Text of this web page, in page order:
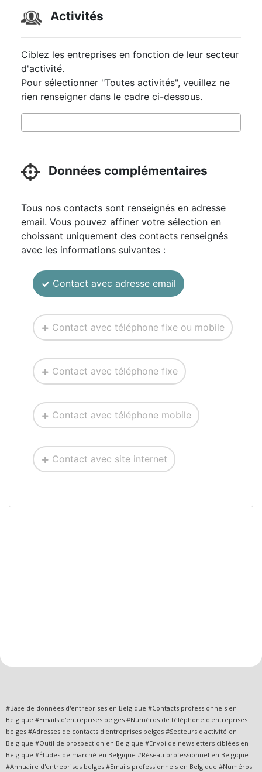
#Base de données d'entreprises en Belgique #Contacts professionnels en
Belgique #Emails d'entreprises belges #Numéros de téléphone d'entreprises
belges #Adresses de contacts d'entreprises belges #Secteurs d'activité en
Belgique #Outil de prospection en Belgique #Envoi de newsletters ciblées en
Belgique #Études de marché en Belgique #Réseau professionnel en Belgique
#Annuaire d'entreprises belges #Emails professionnels en Belgique #Numéros